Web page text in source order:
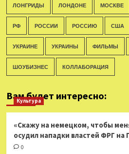
ЛОНГРИДЫ ЛОНДОНЕ МОСКВЕ
РФ РОССИИ РОССИЮ США
УКРАИНЕ УКРАИНЫ ФИЛЬМЫ
ШОУБИЗНЕС КОЛЛАБОРАЦИЯ
Вам будет интересно:
Культура
«Скажу на немецком, чтобы
осудил нападки властей ФРГ
0